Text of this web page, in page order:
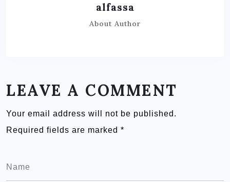
alfassa
About Author
LEAVE A COMMENT
Your email address will not be published.
Required fields are marked *